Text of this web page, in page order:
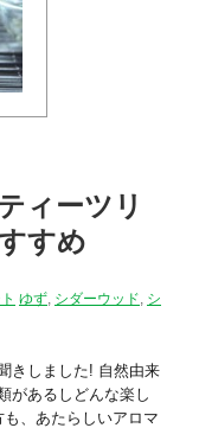
ィーツリ
すめ
ゆず シダーウッド シ
きしました! 自然由来
があるしどんな楽し
、あたらしいアロマ